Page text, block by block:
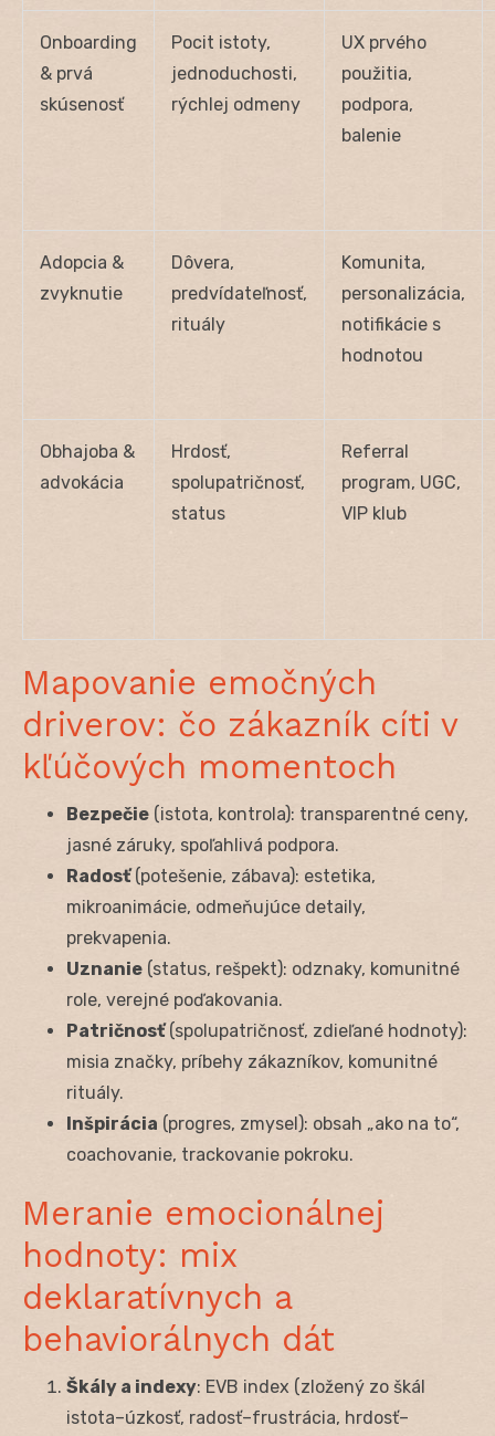
Onboarding
& prvá
skúsenosť
Pocit istoty,
jednoduchosti,
rýchlej odmeny
UX prvého
použitia,
podpora,
balenie
Adopcia &
zvyknutie
Dôvera,
predvídateľnosť,
rituály
Komunita,
personalizácia,
notifikácie s
hodnotou
Obhajoba &
advokácia
Hrdosť,
spolupatričnosť,
status
Referral
program, UGC,
VIP klub
Mapovanie emočných
driverov: čo zákazník cíti v
kľúčových momentoch
Bezpečie (istota, kontrola): transparentné ceny,
jasné záruky, spoľahlivá podpora.
Radosť(potešenie, zábava): estetika,
mikroanimácie, odmeňujúce detaily,
prekvapenia.
Uznanie (status, rešpekt): odznaky, komunitné
role, verejné poďakovania.
Patričnosť(spolupatričnosť, zdieľané hodnoty):
misia značky, príbehy zákazníkov, komunitné
rituály.
Inšpirácia (progres, zmysel): obsah „ako na to“,
coachovanie, trackovanie pokroku.
Meranie emocionálnej
hodnoty: mix
deklaratívnych a
behaviorálnych dát
Škály a indexy: EVB index (zložený zo škál
istota–úzkosť, radosť–frustrácia, hrdosť–